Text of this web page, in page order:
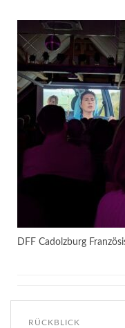
DFF Cadolzburg
RÜCKBLICK